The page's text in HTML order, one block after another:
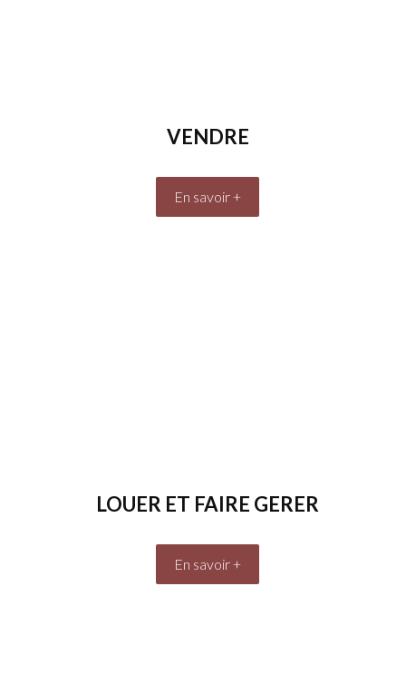
VENDRE
En savoir +
LOUER ET FAIRE GERER
En savoir +